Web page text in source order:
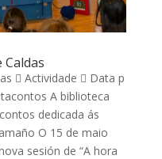
 Actividade  Data p
A biblioteca
dedicada ás
O 15 de maio
sesión de “A hora